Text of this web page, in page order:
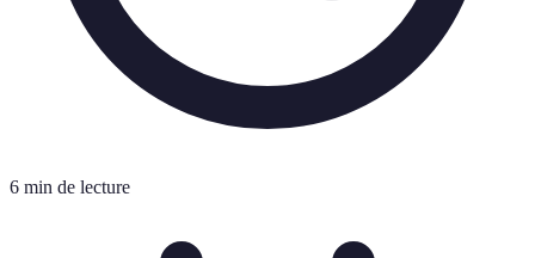
6 min de lecture